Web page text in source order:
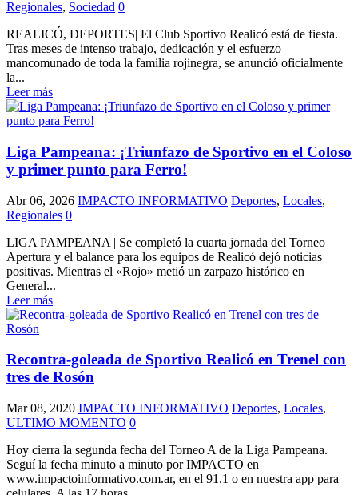
Regionales, Sociedad 0
REALICÓ, DEPORTES| El Club Sportivo Realicó está de fiesta.
Tras meses de intenso trabajo, dedicación y el esfuerzo
mancomunado de toda la familia rojinegra, se anunció oficialmente
la...
Leer más
Liga Pampeana: ¡Triunfazo de Sportivo en el Coloso
y primer punto para Ferro!
Abr 06, 2026 IMPACTO INFORMATIVO Deportes, Locales,
Regionales 0
LIGA PAMPEANA | Se completó la cuarta jornada del Torneo
Apertura y el balance para los equipos de Realicó dejó noticias
positivas. Mientras el «Rojo» metió un zarpazo histórico en
General...
Leer más
Recontra-goleada de Sportivo Realicó en Trenel con
tres de Rosón
Mar 08, 2020 IMPACTO INFORMATIVO Deportes, Locales,
ULTIMO MOMENTO 0
Hoy cierra la segunda fecha del Torneo A de la Liga Pampeana.
Seguí la fecha minuto a minuto por IMPACTO en
www.impactoinformativo.com.ar, en el 91.1 o en nuestra app para